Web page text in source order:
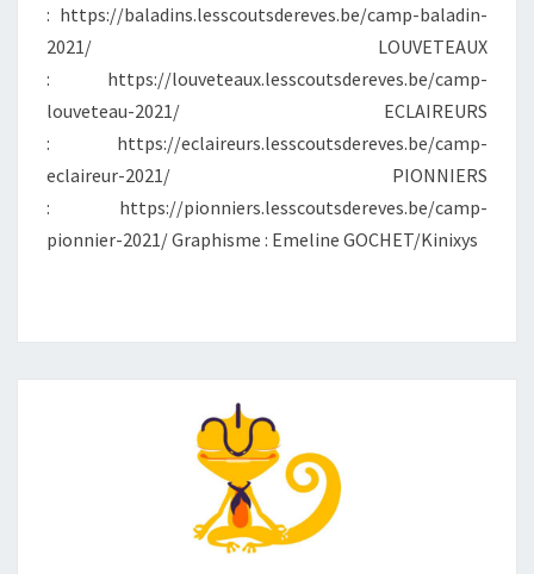
0
1
: https://baladins.lesscoutsdereves.be/camp-baladin-
2021/ LOUVETEAUX
: https://louveteaux.lesscoutsdereves.be/camp-
louveteau-2021/ ECLAIREURS
: https://eclaireurs.lesscoutsdereves.be/camp-
eclaireur-2021/ PIONNIERS
: https://pionniers.lesscoutsdereves.be/camp-
pionnier-2021/ Graphisme : Emeline GOCHET/Kinixys